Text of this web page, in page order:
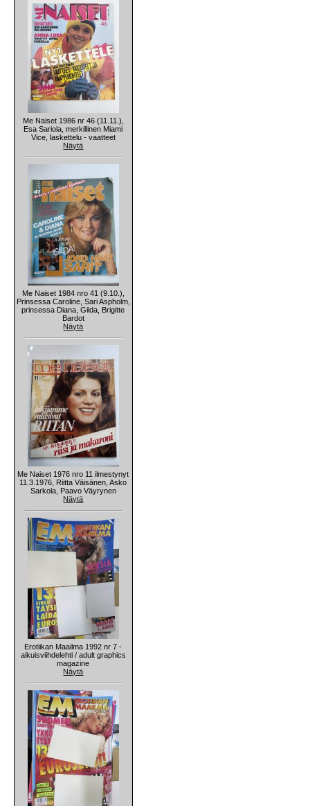
Me Naiset 1986 nr 46 (11.11.),
Esa Sariola, merkillinen Miami
Vice, laskettelu - vaatteet
Näytä
Me Naiset 1984 nro 41 (9.10.),
Prinsessa Caroline, Sari Aspholm,
prinsessa Diana, Gilda, Brigitte
Bardot
Näytä
Me Naiset 1976 nro 11 ilmestynyt
11.3.1976, Riitta Väisänen, Asko
Sarkola, Paavo Väyrynen
Näytä
Erotiikan Maailma 1992 nr 7 -
aikuisviihdelehti / adult graphics
magazine
Näytä